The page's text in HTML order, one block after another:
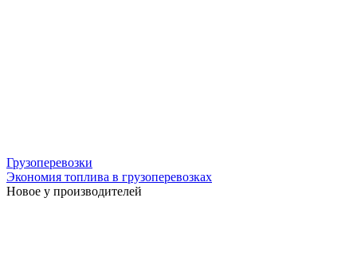
Грузоперевозки
Экономия топлива в грузоперевозках
Новое у производителей